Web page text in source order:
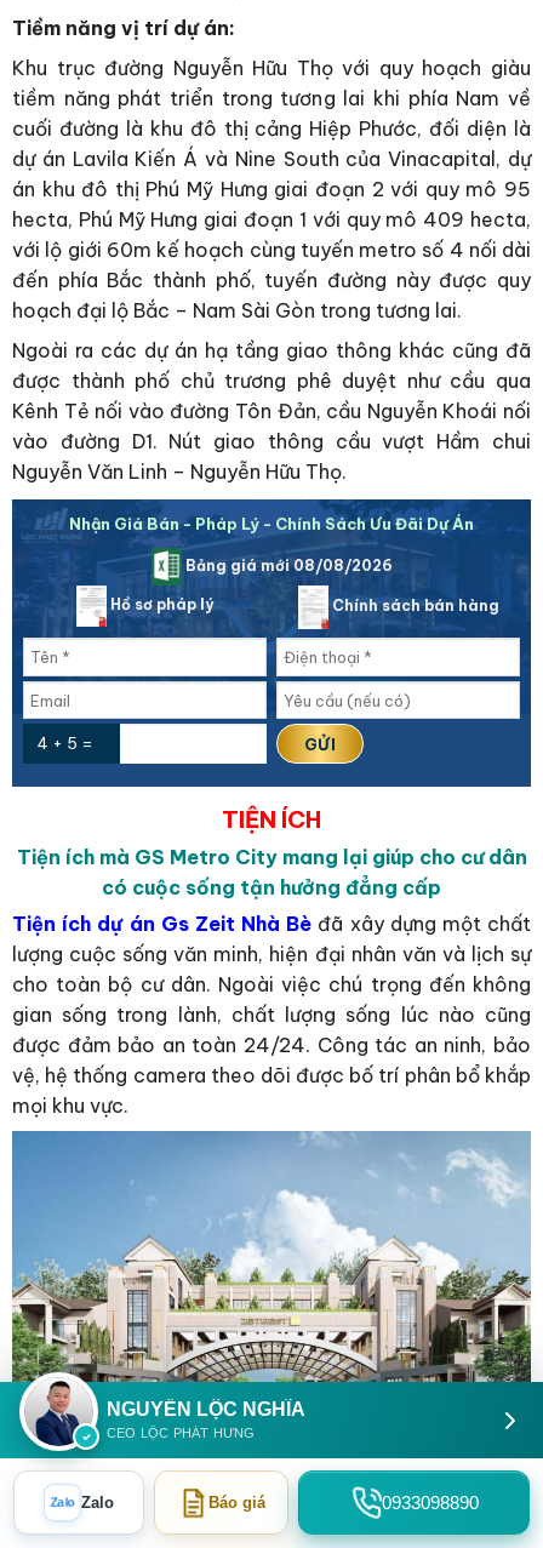
Tiềm năng vị trí dự án:
Khu trục đường Nguyễn Hữu Thọ với quy hoạch giàu
tiềm năng phát triển trong tương lai khi phía Nam về
cuối đường là khu đô thị cảng Hiệp Phước, đối diện là
dự án Lavila Kiến Á và Nine South của Vinacapital, dự
án khu đô thị Phú Mỹ Hưng giai đoạn 2 với quy mô 95
hecta, Phú Mỹ Hưng giai đoạn 1 với quy mô 409 hecta,
với lộ giới 60m kế hoạch cùng tuyến metro số 4 nối dài
đến phía Bắc thành phố, tuyến đường này được quy
hoạch đại lộ Bắc – Nam Sài Gòn trong tương lai.
Ngoài ra các dự án hạ tầng giao thông khác cũng đã
được thành phố chủ trương phê duyệt như cầu qua
Kênh Tẻ nối vào đường Tôn Đản, cầu Nguyễn Khoái nối
vào đường D1. Nút giao thông cầu vượt Hầm chui
Nguyễn Văn Linh – Nguyễn Hữu Thọ.
Nhận Giá Bán - Pháp Lý - Chính Sách Ưu Đãi Dự Án
Bảng giá mới 08/08/2026
Hồ sơ pháp lý Chính sách bán hàng
4 + 5 =
TIỆN ÍCH
Tiện ích mà GS Metro City mang lại giúp cho cư dân
có cuộc sống tận hưởng đẳng cấp
Tiện ích dự án Gs Zeit Nhà Bè đã xây dựng một chất
lượng cuộc sống văn minh, hiện đại nhân văn và lịch sự
cho toàn bộ cư dân. Ngoài việc chú trọng đến không
gian sống trong lành, chất lượng sống lúc nào cũng
được đảm bảo an toàn 24/24. Công tác an ninh, bảo
vệ, hệ thống camera theo dõi được bố trí phân bổ khắp
mọi khu vực.
Cổng chào Khu Đô Thị GS ZeitGeist Nhà Bè hiện đại
Cụ thể, toàn Dự án Gs Sài gòn Nhà Bè Nguyễn Hữu
NGUYỄN LỘC NGHĨA
CEO LỘC PHÁT HƯNG
Zalo Zalo Báo giá 0933098890